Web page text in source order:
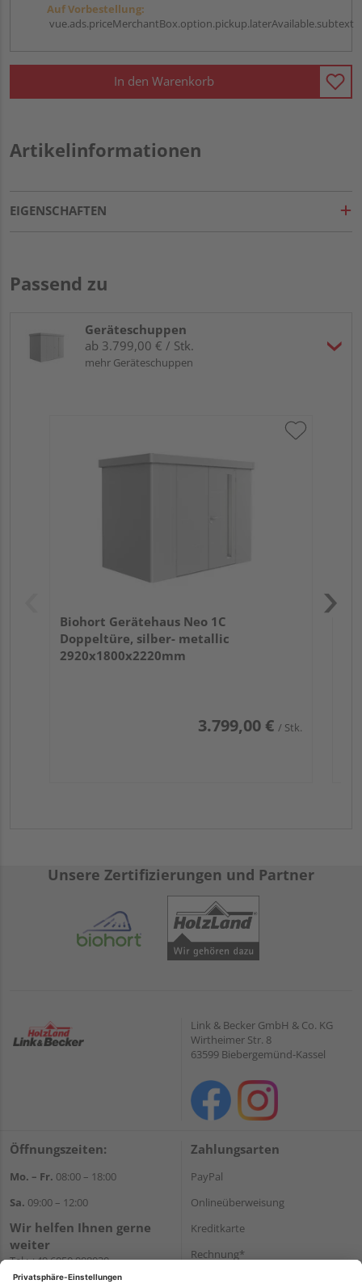
Auf Vorbestellung:
vue.ads.priceMerchantBox.option.pickup.laterAvailable.subtext
In den Warenkorb
Artikelinformationen
EIGENSCHAFTEN
Passend zu
Geräteschuppen
ab 3.799,00 € / Stk.
mehr Geräteschuppen
Biohort Gerätehaus Neo 1C
Doppeltüre, silber- metallic
2920x1800x2220mm
3.799,00 € / Stk.
Unsere Zertifizierungen und Partner
Link & Becker GmbH & Co. KG
Wirtheimer Str. 8
63599 Biebergemünd-Kassel
Öffnungszeiten:
Mo. – Fr. 08:00 – 18:00
Sa. 09:00 – 12:00
Wir helfen Ihnen gerne
weiter
Tel.:+49 6050 908030
E-Mail:shop@holzland-
Zahlungsarten
PayPal
Onlineüberweisung
Kreditkarte
Rechnung*